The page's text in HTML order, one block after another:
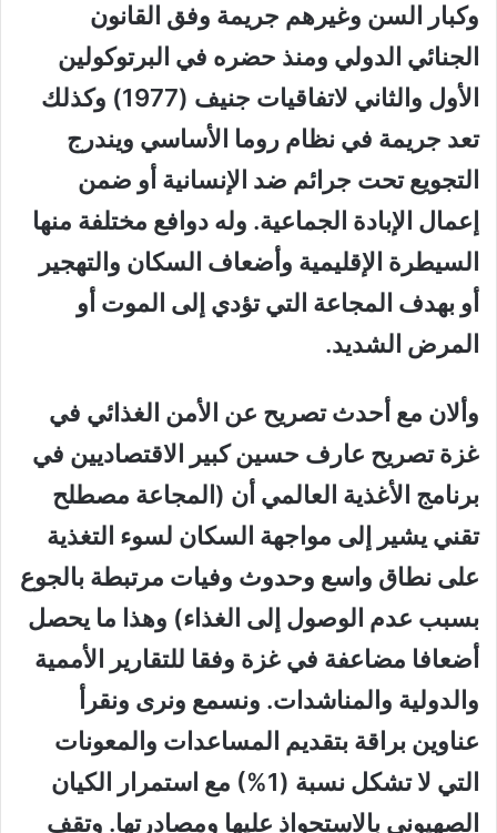
وكبار السن وغيرهم جريمة وفق القانون
الجنائي الدولي ومنذ حضره في البرتوكولين
الأول والثاني لاتفاقيات جنيف (1977) وكذلك
تعد جريمة في نظام روما الأساسي ويندرج
التجويع تحت جرائم ضد الإنسانية أو ضمن
إعمال الإبادة الجماعية. وله دوافع مختلفة منها
السيطرة الإقليمية وأضعاف السكان والتهجير
أو بهدف المجاعة التي تؤدي إلى الموت أو
المرض الشديد.
وألان مع أحدث تصريح عن الأمن الغذائي في
غزة تصريح عارف حسين كبير الاقتصاديين في
برنامج الأغذية العالمي أن (المجاعة مصطلح
تقني يشير إلى مواجهة السكان لسوء التغذية
على نطاق واسع وحدوث وفيات مرتبطة بالجوع
بسبب عدم الوصول إلى الغذاء) وهذا ما يحصل
أضعافا مضاعفة في غزة وفقا للتقارير الأممية
والدولية والمناشدات. ونسمع ونرى ونقرأ
عناوين براقة بتقديم المساعدات والمعونات
التي لا تشكل نسبة (1%) مع استمرار الكيان
الصهيوني بالاستحواذ عليها ومصادرتها. وتقف